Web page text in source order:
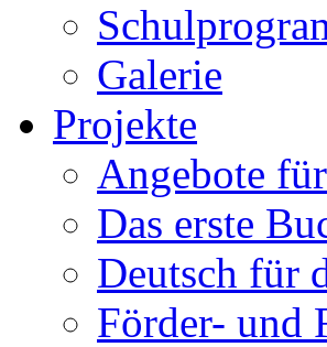
Galerie
Projekte
Angebote
Das erste
Deutsch für
Förder- und